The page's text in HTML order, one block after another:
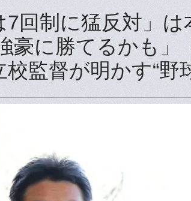
7回制に猛反対」
豪に勝てるかも
監督が明かす“野